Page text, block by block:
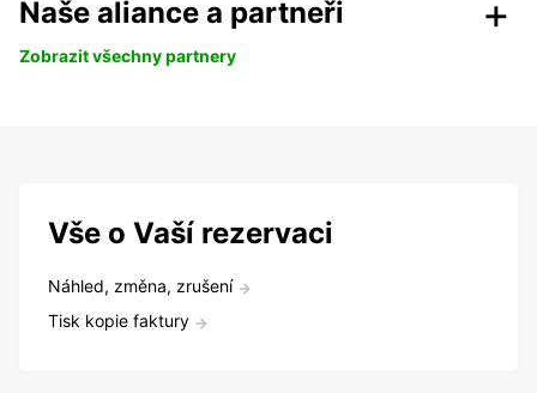
Naše aliance a partneři
Zobrazit všechny partnery
Vše o Vaší rezervaci
Náhled, změna, zrušení
Tisk kopie faktury